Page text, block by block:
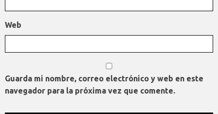
Web
Guarda mi nombre, correo electrónico y web en este
navegador para la próxima vez que comente.